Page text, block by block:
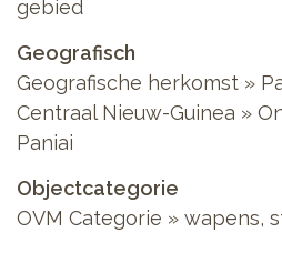
gebied
Geografisch
Geografische herkomst »
Centraal Nieuw-Guinea »
Paniai
Objectcategorie
OVM Categorie » wapens,